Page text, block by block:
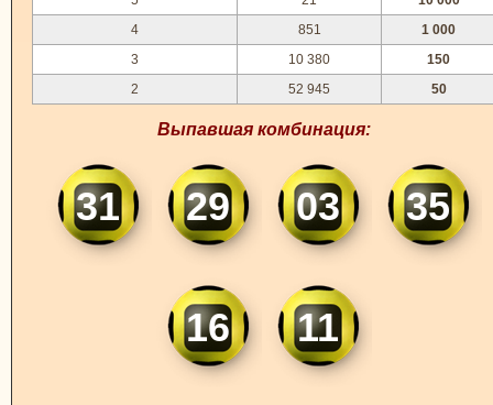
4
851
1 000
3
10 380
150
2
52 945 50
Выпавшая комбинация:
31 29 03 35
16 11